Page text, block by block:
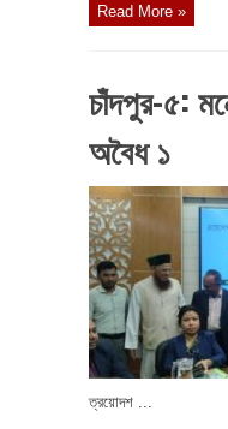
Read More »
চাঁদপুর-৫:
অবৈধ ১
ত্রয়োদশ ...